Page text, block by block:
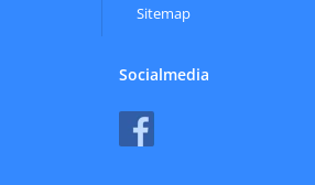
Sitemap
Socialmedia